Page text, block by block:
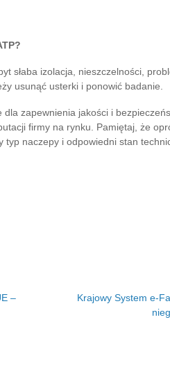
słaba izolacja, nieszczelności,
usunąć usterki i ponowić badanie.
zapewnienia jakości i
firmy na rynku. Pamiętaj, że
typ naczepy i odpowiedni stan
–
Krajowy System e-